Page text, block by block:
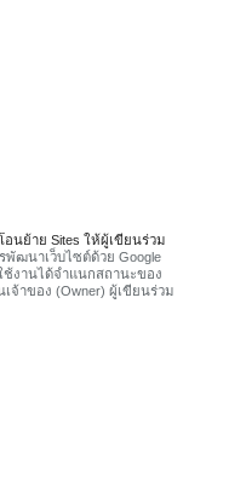
นย้าย Sites ให้ผู้เขียนร่วม
พัฒนาเว็บไซต์ด้วย Google
ช้งานได้จำแนกสถานะของ
เจ้าของ (Owner) ผู้เขียนร่วม